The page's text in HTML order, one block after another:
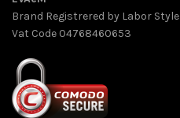
Brand Registrered by Labor Style
Vat Code 04768460653